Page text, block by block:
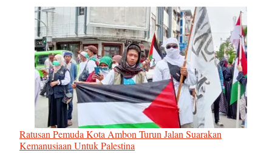
Ratusan Pemuda Kota Ambon Turun Jalan Suarakan
Kemanusiaan Untuk Palestina